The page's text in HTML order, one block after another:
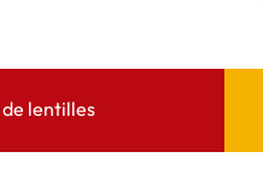
lentilles